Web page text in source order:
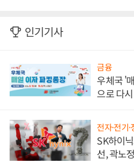
인기기사
금융
우체국 '
으로 다
전자·전기
SK하이
선, 곽노